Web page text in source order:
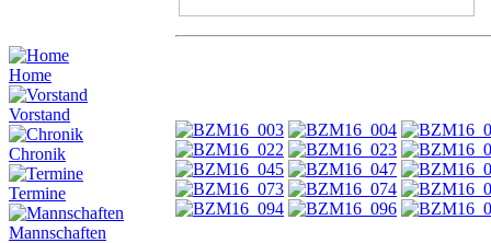
Home
Vorstand
Chronik
Termine
Mannschaften